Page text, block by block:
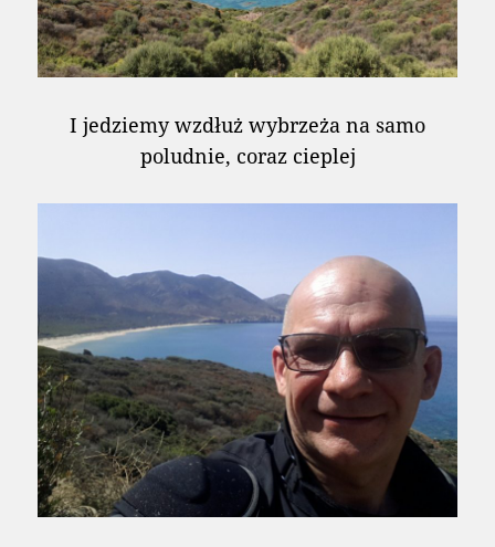
I jedziemy wzdłuż wybrzeża na samo
poludnie, coraz cieplej